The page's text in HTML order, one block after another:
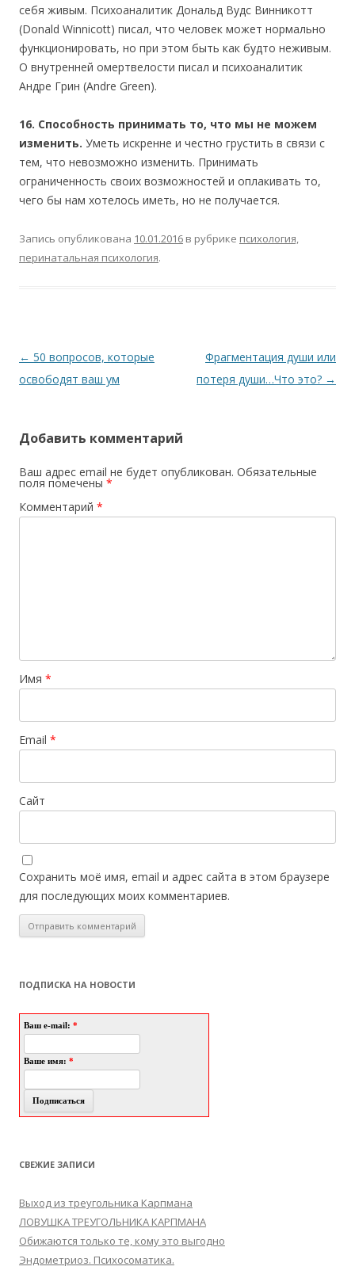
себя живым. Психоаналитик Дональд Вудс Винникотт
(Donald Winnicott) писал, что человек может нормально
функционировать, но при этом быть как будто неживым.
О внутренней омертвелости писал и психоаналитик
Андре Грин (Andre Green).
16. Способность принимать то, что мы не можем
изменить. Уметь искренне и честно грустить в связи с
тем, что невозможно изменить. Принимать
ограниченность своих возможностей и оплакивать то,
чего бы нам хотелось иметь, но не получается.
Запись опубликована 10.01.2016 в рубрике психология,
перинатальная психология.
Навигация по записям
← 50 вопросов, которые
освободят ваш ум
Фрагментация души или
потеря души…Что это? →
Добавить комментарий
Ваш адрес email не будет опубликован. Обязательные
поля помечены *
Комментарий *
Имя *
Email *
Сайт
Сохранить моё имя, email и адрес сайта в этом браузере
для последующих моих комментариев.
ПОДПИСКА НА НОВОСТИ
Ваш e-mail: *
Ваше имя: *
СВЕЖИЕ ЗАПИСИ
Выход из треугольника Карпмана
ЛОВУШКА ТРЕУГОЛЬНИКА КАРПМАНА
Обижаются только те, кому это выгодно
Эндометриоз. Психосоматика.